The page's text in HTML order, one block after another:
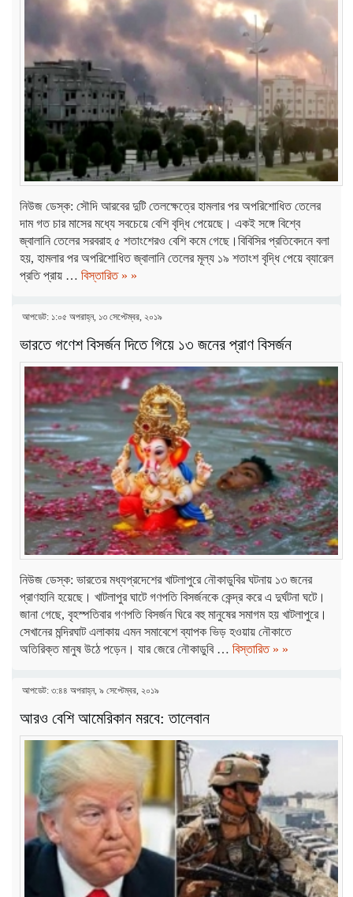
নিউজ ডেস্ক: সৌদি আরবের দুটি তেলক্ষেত্রে হামলার পর অপরিশোধিত তেলের
দাম গত চার মাসের মধ্যে সবচেয়ে বেশি বৃদ্ধি পেয়েছে। একই সঙ্গে বিশ্বে
জ্বালানি তেলের সরবরাহ ৫ শতাংশেরও বেশি কমে গেছে।বিবিসির প্রতিবেদনে বলা
হয়, হামলার পর অপরিশোধিত জ্বালানি তেলের মূল্য ১৯ শতাংশ বৃদ্ধি পেয়ে ব্যারেল
প্রতি প্রায় … বিস্তারিত » »
আপডেট: ১:০৫ অপরাহ্ন, ১৩ সেপ্টেম্বর, ২০১৯
ভারতে গণেশ বিসর্জন দিতে গিয়ে ১৩ জনের প্রাণ বিসর্জন
নিউজ ডেস্ক: ভারতের মধ্যপ্রদেশের খাটলাপুরে নৌকাডুবির ঘটনায় ১৩ জনের
প্রাণহানি হয়েছে। খাটলাপুর ঘাটে গণপতি বিসর্জনকে কেন্দ্র করে এ দুর্ঘটনা ঘটে।
জানা গেছে, বৃহস্পতিবার গণপতি বিসর্জন ঘিরে বহু মানুষের সমাগম হয় খাটলাপুরে।
সেখানের মন্দিরঘাট এলাকায় এমন সমাবেশে ব্যাপক ভিড় হওয়ায় নৌকাতে
অতিরিক্ত মানুষ উঠে পড়েন। যার জেরে নৌকাডুবি … বিস্তারিত » »
আপডেট: ৩:৪৪ অপরাহ্ন, ৯ সেপ্টেম্বর, ২০১৯
আরও বেশি আমেরিকান মরবে: তালেবান